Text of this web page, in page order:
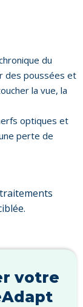
du
des poussées et
la vue, la
optiques et
perte de
votre